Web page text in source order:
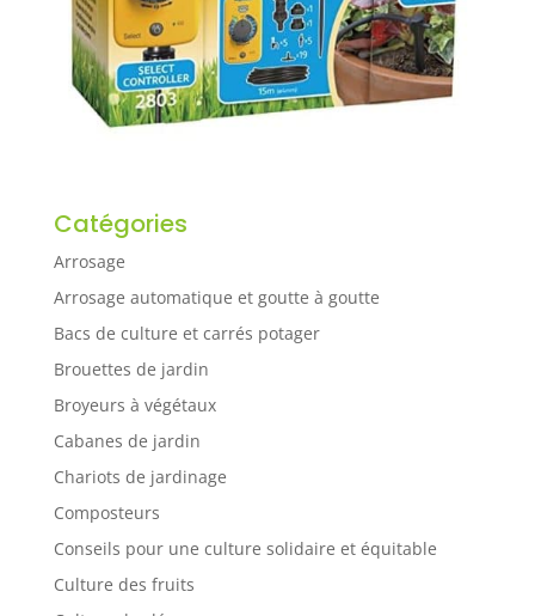
Catégories
Arrosage
Arrosage automatique et goutte à goutte
Bacs de culture et carrés potager
Brouettes de jardin
Broyeurs à végétaux
Cabanes de jardin
Chariots de jardinage
Composteurs
Conseils pour une culture solidaire et équitable
Culture des fruits